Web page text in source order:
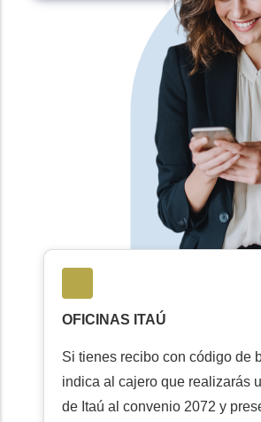
OFICINAS ITAÚ
Si tienes recibo con código de
indica al cajero que realizarás
de Itaú al convenio 2072 y